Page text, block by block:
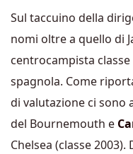
Sul taccuino della
nomi oltre a quello di
centrocampista
spagnola. Come
di valutazione ci sono
del Bournemouth e
Chelsea (classe